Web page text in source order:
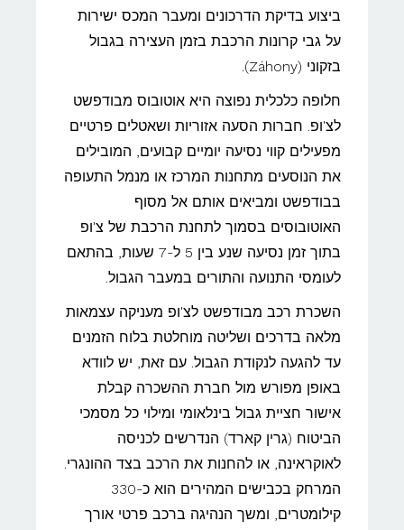
ביצוע בדיקת הדרכונים ומעבר המכס ישירות
על גבי קרונות הרכבת בזמן העצירה בגבול
בזקוני (Záhony).
חלופה כלכלית נפוצה היא אוטובוס מבודפשט
לצ'ופ. חברות הסעה אזוריות ושאטלים פרטיים
מפעילים קווי נסיעה יומיים קבועים, המובילים
את הנוסעים מתחנות המרכז או מנמל התעופה
בבודפשט ומביאים אותם אל מסוף
האוטובוסים בסמוך לתחנת הרכבת של צ'ופ
בתוך זמן נסיעה שנע בין 5 ל-7 שעות, בהתאם
לעומסי התנועה והתורים במעבר הגבול.
השכרת רכב מבודפשט לצ'ופ מעניקה עצמאות
מלאה בדרכים ושליטה מוחלטת בלוח הזמנים
עד להגעה לנקודת הגבול. עם זאת, יש לוודא
באופן מפורש מול חברת ההשכרה קבלת
אישור חציית גבול בינלאומי ומילוי כל מסמכי
הביטוח (גרין קארד) הנדרשים לכניסה
לאוקראינה, או להחנות את הרכב בצד ההונגרי.
המרחק בכבישים המהירים הוא כ-330
קילומטרים, ומשך הנהיגה ברכב פרטי אורך